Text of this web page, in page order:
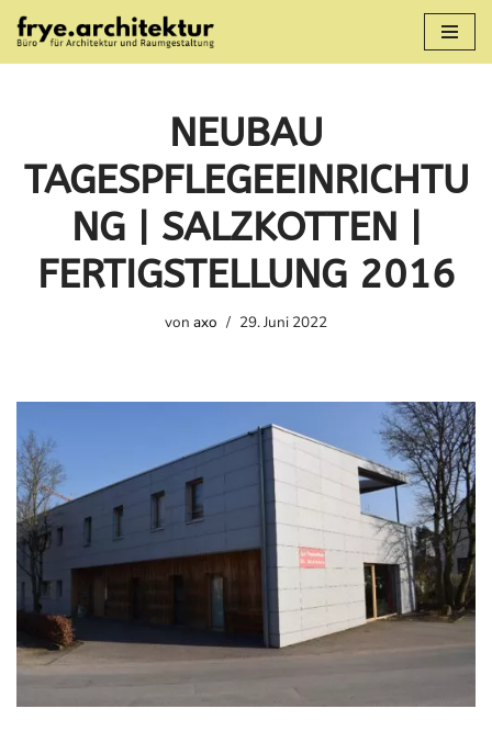
Zum
NEUBAU
TAGESPFLEGEEINRICHTU
NG | SALZKOTTEN |
FERTIGSTELLUNG 2016
von axo 29. Juni 2022